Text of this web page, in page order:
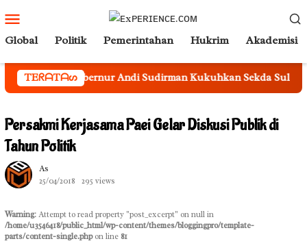
ke
kontenMobile
Global Politik Pemerintahan Hukrim Akademisi
TEᖇᗩTᗩᔕ
Andi Sudirman Kukuhkan Sekda Sulsel Sebagai Ketua Tim
Persakmi Kerjasama Paei Gelar Diskusi Publik di
Tahun Politik
As
25/04/2018
295 views
Warning: Attempt to read property "post_excerpt" on null in
/home/u3546418/public_html/wp-content/themes/bloggingpro/template-
parts/content-single.phpon line 81